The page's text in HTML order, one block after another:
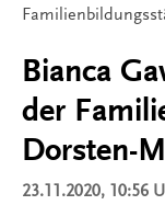
Bianca
der
Dorsten-
23.11.2020, 10:56